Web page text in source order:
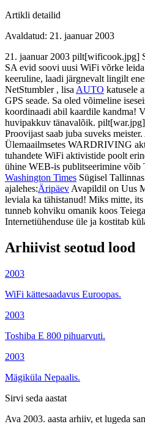
Artikli detailid
Avaldatud: 21. jaanuar 2003
21. jaanuar 2003 pilt[wificook.jpg]
SA evid soovi uusi WiFi võrke leida
keeruline, laadi järgnevalt lingilt
NetStumbler , lisa AUTO katusele
GPS seade. Sa oled võimeline
koordinaadi abil kaardile kandma!
huvipakkuv tänavalõik. pilt[war.jpg]
Proovijast saab juba suveks
Ülemaailmsetes WARDRIVING
tuhandete WiFi aktivistide poolt
ühine WEB-is publitseerimine võib
Washington Times Sügisel
ajalehes:Äripäev Avapildil on Uus
leviala ka tähistanud! Miks mitte,
tunneb kohviku omanik koos
Internetiühenduse üle ja kostitab
Arhiivist seotud lood
2003
WiFi kättesaadavus Euroopas.
2003
Toshiba E 800 pihuarvuti.
2003
Mägiküla Nepaalis.
Sirvi seda aastat
Ava 2003. aasta arhiiv, et lugeda